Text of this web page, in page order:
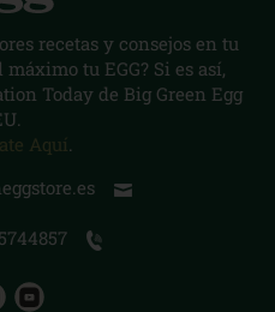
recetas y consejos en tu
tu EGG? Si es así,
Today de Big Green Egg
Aquí.